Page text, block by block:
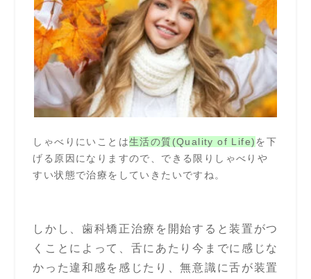
しゃべりにいことは生活の質(Quality of Life)を下
げる原因になりますので、できる限りしゃべりや
すい状態で治療をしていきたいですね。
しかし、歯科矯正治療を開始すると装置がつ
くことによって、舌にあたり今までに感じな
かった違和感を感じたり、無意識に舌が装置